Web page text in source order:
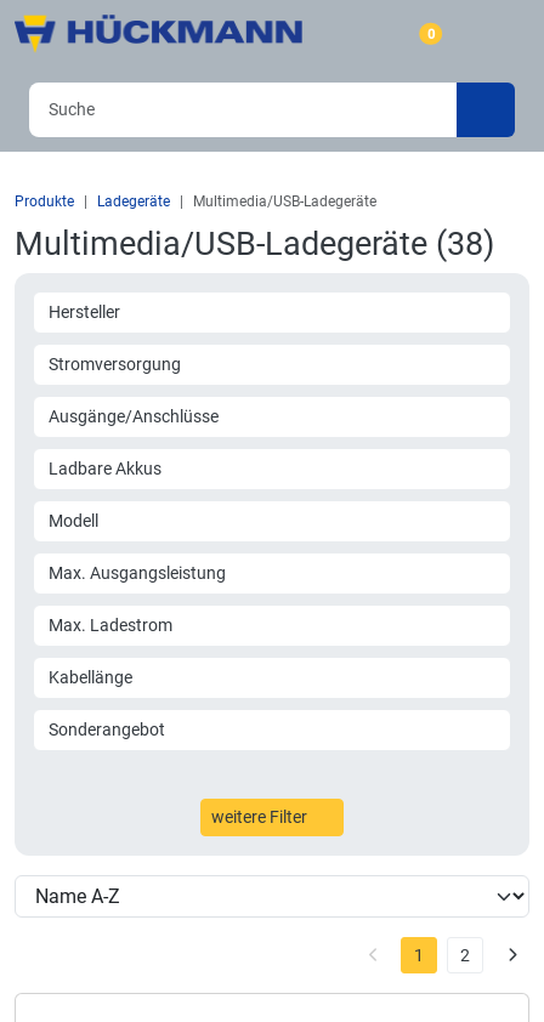
0
Produkte Ladegeräte Multimedia/USB-Ladegeräte
Multimedia/USB-Ladegeräte (38)
Hersteller
Stromversorgung
Ausgänge/Anschlüsse
Ladbare Akkus
Modell
Max. Ausgangsleistung
Max. Ladestrom
Kabellänge
Sonderangebot
weitere Filter
1 2